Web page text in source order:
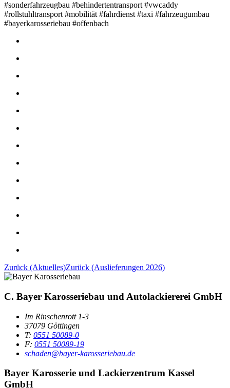
#sonderfahrzeugbau #behindertentransport #vwcaddy
#rollstuhltransport #mobilität #fahrdienst #taxi #fahrzeugumbau
#bayerkarosseriebau #offenbach
Zurück (Aktuelles)Zurück (Auslieferungen 2026)
C. Bayer Karosseriebau und Autolackiererei GmbH
Im Rinschenrott 1-3
37079 Göttingen
T: 0551 50089-0
F: 0551 50089-19
schaden@bayer-karosseriebau.de
Bayer Karosserie und Lackierzentrum Kassel
GmbH